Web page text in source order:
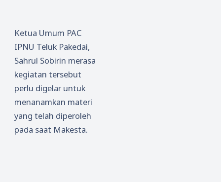
Ketua Umum PAC
IPNU Teluk Pakedai,
Sahrul Sobirin merasa
kegiatan tersebut
perlu digelar untuk
menanamkan materi
yang telah diperoleh
pada saat Makesta.